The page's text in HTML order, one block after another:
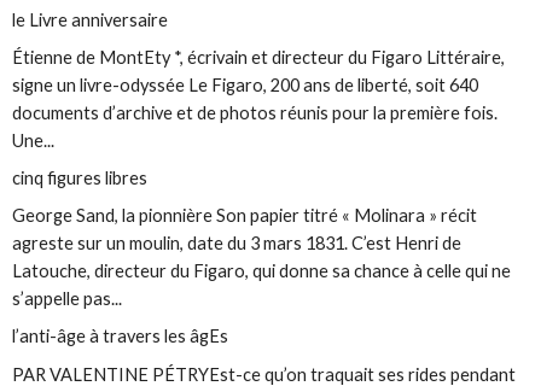
le Livre anniversaire
Étienne de MontEty *, écrivain et directeur du Figaro Littéraire,
signe un livre-odyssée Le Figaro, 200 ans de liberté, soit 640
documents d’archive et de photos réunis pour la première fois.
Une...
cinq figures libres
George Sand, la pionnière Son papier titré « Molinara » récit
agreste sur un moulin, date du 3 mars 1831. C’est Henri de
Latouche, directeur du Figaro, qui donne sa chance à celle qui ne
s’appelle pas...
l’anti-âge à travers­ les âgEs
PAR VALENTINE PÉTRYEst-ce qu’on traquait ses rides pendant